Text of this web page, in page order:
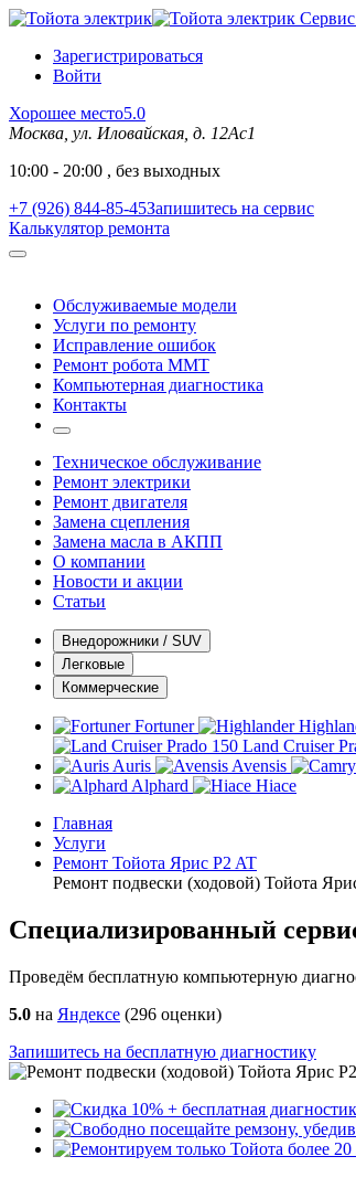
Зарегистрироваться
Войти
Хорошее место5.0
Москва, ул. Иловайская, д. 12Ас1
10:00 - 20:00 , без выходных
+7 (926) 844-85-45Запишитесь на сервис
Калькулятор ремонта
Обслуживаемые модели
Услуги по ремонту
Исправление ошибок
Ремонт робота MMT
Компьютерная диагностика
Контакты
Техническое обслуживание
Ремонт электрики
Ремонт двигателя
Замена сцепления
Замена масла в АКПП
О компании
Новости и акции
Статьи
Внедорожники / SUV
Легковые
Коммерческие
Fortuner
Land Cruiser
Auris
Avensis
Alphard
Hiace
Главная
Услуги
Ремонт Тойота Ярис P2 AT
Ремонт подвески (ходовой) Тойота
Специализированный
Проведём бесплатную компьютерную
5.0 на Яндексе (296 оценки)
Запишитесь на бесплатную диагностику